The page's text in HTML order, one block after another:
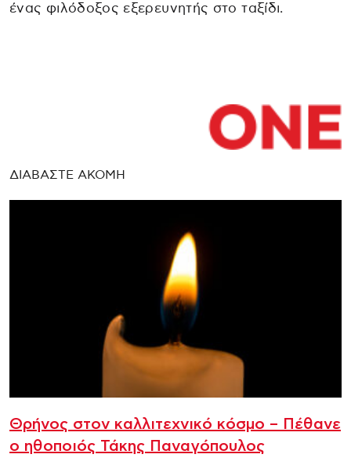
ένας φιλόδοξος εξερευνητής στο ταξίδι.
ΔΙΑΒΑΣΤΕ ΑΚΟΜΗ
Θρήνος στον καλλιτεχνικό κόσμο – Πέθανε
ο ηθοποιός Τάκης Παναγόπουλος